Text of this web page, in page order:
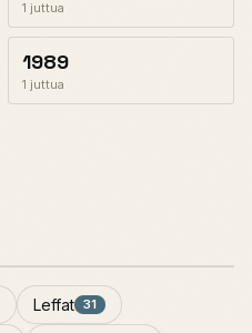
1 juttua
1989
1 juttua
Leffat 31